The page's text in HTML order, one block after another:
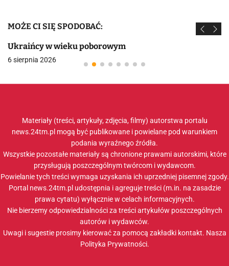
MOŻE CI SIĘ SPODOBAĆ:
Ukraińcy w wieku poborowym
6 sierpnia 2026
Materiały (treści, artykuły, zdjęcia, filmy) autorstwa portalu
news.24tm.pl mogą być publikowane i powielane pod warunkiem
podania wyraźnego źródła.
Wszystkie pozostałe materiały są chronione prawami autorskimi, które
przysługują poszczególnym twórcom i wydawcom.
Powielanie tych treści wymaga uzyskania ich uprzedniej pisemnej zgody.
Portal news.24tm.pl udostępnia i agreguje treści (m.in. na zasadzie
prawa cytatu) wyłącznie w celach informacyjnych.
Nie bierzemy odpowiedzialności za treści artykułów poszczególnych
autorów i wydawców.
Uwagi i sugestie prosimy kierować za pomocą zakładki kontakt. Nasza
Polityka Prywatności.